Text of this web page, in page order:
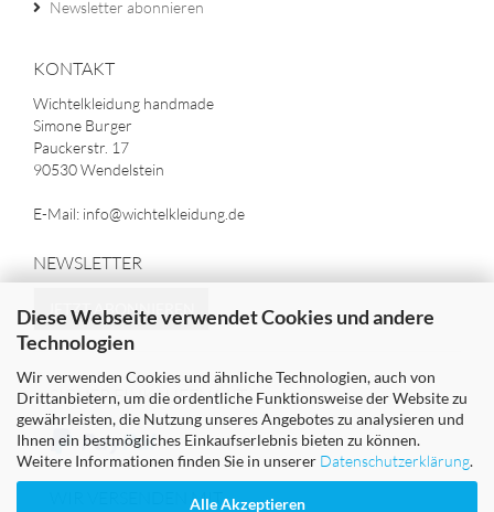
Diese Webseite verwendet Cookies und andere
Technologien
Wir verwenden Cookies und ähnliche Technologien, auch von
Drittanbietern, um die ordentliche Funktionsweise der Website zu
gewährleisten, die Nutzung unseres Angebotes zu analysieren und
Ihnen ein bestmögliches Einkaufserlebnis bieten zu können.
Weitere Informationen finden Sie in unserer Datenschutzerklärung.
Alle Akzeptieren
Newsletter abonnieren
KONTAKT
Wichtelkleidung handmade
Simone Burger
Pauckerstr. 17
90530 Wendelstein
E-Mail: info@wichtelkleidung.de
NEWSLETTER
JETZT ABONNIEREN
SICHER EINKAUFEN MIT
WIR VERSENDEN MIT